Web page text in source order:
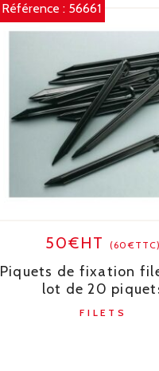
Référence : 56661
50€HT(60€TTC)
Piquets de fixation
lot de 20
FILETS